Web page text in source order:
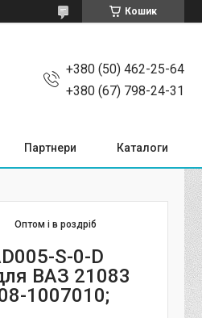
Кошик
+380 (50) 462-25-64
+380 (67) 798-24-31
Партнери Каталоги
Оптом і в роздріб
S-0-D
ВАЗ 21083
1007010;